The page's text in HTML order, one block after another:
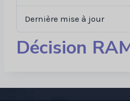
Dernière mise à jour
Décision